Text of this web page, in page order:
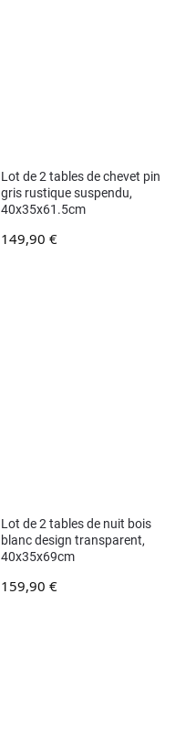
Lot de 2 tables de chevet pin
gris rustique suspendu,
40x35x61.5cm
149,90 €
Lot de 2 tables de nuit bois
blanc design transparent,
40x35x69cm
159,90 €